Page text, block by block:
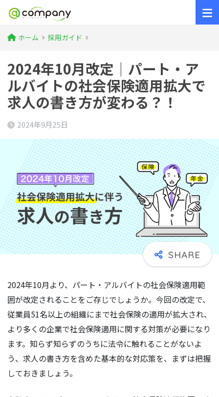
ホーム 採用ガイド
2024年10月改定｜パート・ア
ルバイトの社会保険適用拡大で
求人の書き方が変わる？！
2024年9月25日
2024年10月より、パート・アルバイトの社会保険適用範
囲が改定されることをご存じでしょうか。今回の改定で、
従業員51名以上の組織にまで社会保険の適用が拡大され、
より多くの企業で社会保険適用に関する対策が必要になり
ます。知らず知らずのうちに法令に触れることがないよ
う、求人の書き方を含めた基本的な対応策を、まずは把握
しておきましょう。